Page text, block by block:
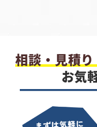
相談・見積り
お気